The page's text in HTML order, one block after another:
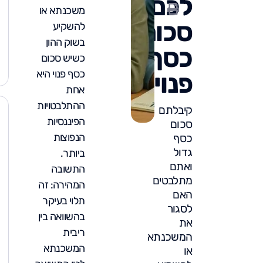
סכום
כסף
פנוי?
קיבלתם
סכום
כסף
גדול
ואתם
מתלבטים
האם
לסגור
את
המשכנתא
או
משכנתא או
להשקיע
בשוק ההון
כשיש סכום
כסף פנוי היא
אחת
ההתלבטויות
הפיננסיות
הנפוצות
ביותר.
התשובה
המהירה: זה
תלוי בעיקר
בהשוואה בין
ריבית
המשכנתא